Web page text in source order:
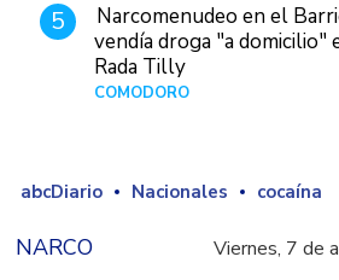
5
Narcomenudeo en el
vendía droga "a domicilio"
Rada Tilly
COMODORO
abcDiario Nacionales cocaína
NARCO Viernes, 7 de